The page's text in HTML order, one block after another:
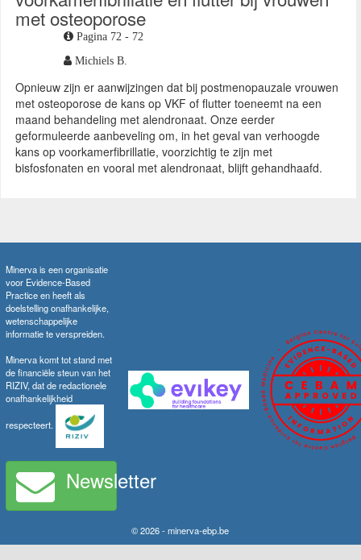
met osteoporose
Pagina 72 - 72
Michiels B.
Opnieuw zijn er aanwijzingen dat bij postmenopauzale vrouwen
met osteoporose de kans op VKF of flutter toeneemt na een
maand behandeling met alendronaat. Onze eerder
geformuleerde aanbeveling om, in het geval van verhoogde
kans op voorkamerfibrillatie, voorzichtig te zijn met
bisfosfonaten en vooral met alendronaat, blijft gehandhaafd.
Minerva is een organisatie
voor Evidence-Based
Practice en heeft als
doelstelling onafhankelijke,
wetenschappelijke
informatie te verspreiden.
Minerva komt tot stand met
de financiële steun van het
RIZIV, dat de redactionele
onafhankelijkheid
respecteert.
Newsletter
© 2026 - minerva-ebp.be